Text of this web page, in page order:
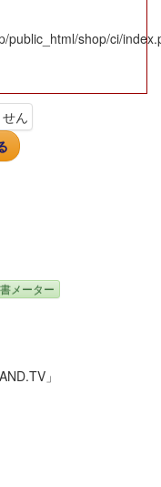
public_html/shop/ci/
メーター
」